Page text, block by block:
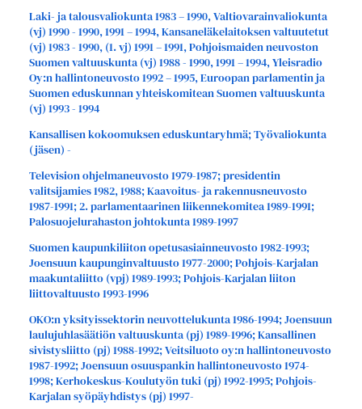
Laki- ja talousvaliokunta 1983 – 1990, Valtiovarainvaliokunta
(vj) 1990 - 1990, 1991 – 1994, Kansaneläkelaitoksen valtuutetut
(vj) 1983 - 1990, (1. vj) 1991 – 1991, Pohjoismaiden neuvoston
Suomen valtuuskunta (vj) 1988 - 1990, 1991 – 1994, Yleisradio
Oy:n hallintoneuvosto 1992 – 1995, Euroopan parlamentin ja
Suomen eduskunnan yhteiskomitean Suomen valtuuskunta
(vj) 1993 - 1994
Kansallisen kokoomuksen eduskuntaryhmä; Työvaliokunta
(jäsen) -
Television ohjelmaneuvosto 1979-1987; presidentin
valitsijamies 1982, 1988; Kaavoitus- ja rakennusneuvosto
1987-1991; 2. parlamentaarinen liikennekomitea 1989-1991;
Palosuojelurahaston johtokunta 1989-1997
Suomen kaupunkiliiton opetusasiainneuvosto 1982-1993;
Joensuun kaupunginvaltuusto 1977-2000; Pohjois-Karjalan
maakuntaliitto (vpj) 1989-1993; Pohjois-Karjalan liiton
liittovaltuusto 1993-1996
OKO:n yksityissektorin neuvottelukunta 1986-1994; Joensuun
laulujuhlasäätiön valtuuskunta (pj) 1989-1996; Kansallinen
sivistysliitto (pj) 1988-1992; Veitsiluoto oy:n hallintoneuvosto
1987-1992; Joensuun osuuspankin hallintoneuvosto 1974-
1998; Kerhokeskus-Koulutyön tuki (pj) 1992-1995; Pohjois-
Karjalan syöpäyhdistys (pj) 1997-